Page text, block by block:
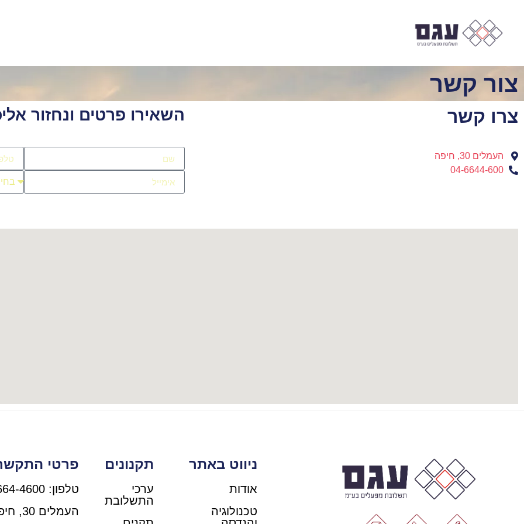
צור קשר
צרו קשר​
העמלים 30, חיפה
04-6644-600
השאירו פרטים ונחזור
ניווט באתר
אודות
טכנולוגיה
תקנונים
ערכי
התשלובת
פרטי
טלפון: 04-664-4600
העמלים 30, חיפה